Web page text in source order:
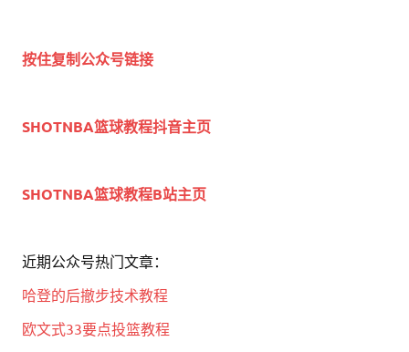
按住复制公众号链接
SHOTNBA篮球教程抖音主页
SHOTNBA篮球教程B站主页
近期公众号热门文章：
哈登的后撤步技术教程
欧文式33要点投篮教程